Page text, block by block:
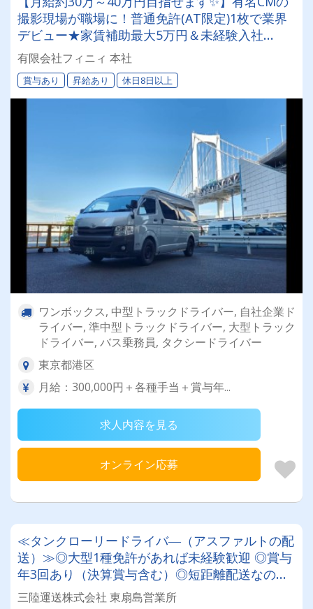
撮影現場が職場に！普通免許(AT限定)1枚で業界
デビュー★家賃補助最大5万円＆未経験入社
100％のロケバスドライバー！！
有限会社フィニィ 本社
賞与あり 昇給あり 休日8日以上
ワンボックス, 中型トラックドライバー, 自社企業ド
ライバー, 準中型トラックドライバー, 大型トラック
ドライバー, バス乗務員, タクシードライバー
東京都港区
月給：300,000円＋各種手当＋賞与年...
求人内容を見る
オンライン応募
≪タンクローリードライバ―（アスファルトの配
送）≫◎大型1種免許があれば未経験歓迎 ◎賞与
年3回あり（決算賞与含む）◎短距離配送なので
毎日自宅に帰れます
三陸運送株式会社 東扇島営業所